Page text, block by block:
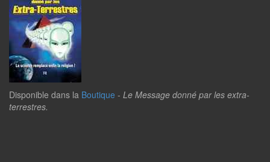
Disponible dans la Boutique - Le Message donné par les extra-
terrestres.